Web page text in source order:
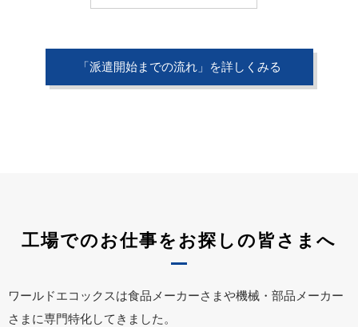
「派遣開始までの流れ」を詳しくみる
工場でのお仕事をお探しの皆さまへ
ワールドエコックスは食品メーカーさまや機械・部品メーカー
さまに専門特化してきました。